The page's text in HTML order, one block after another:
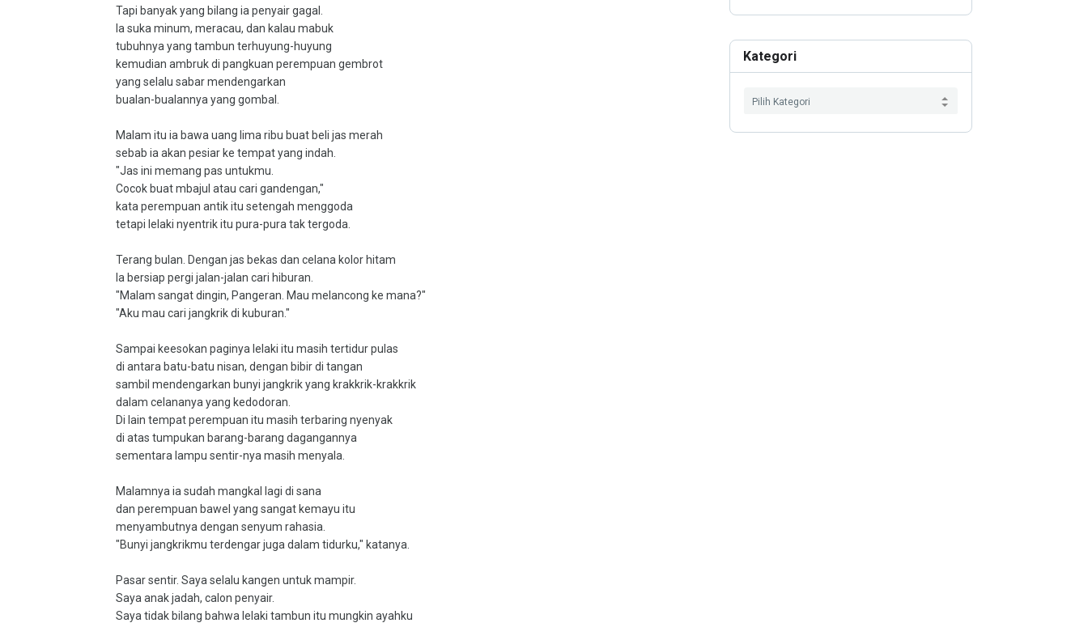
Tapi banyak yang bilang ia penyair gagal.
Ia suka minum, meracau, dan kalau mabuk
tubuhnya yang tambun terhuyung-huyung
kemudian ambruk di pangkuan perempuan gembrot
yang selalu sabar mendengarkan
bualan-bualannya yang gombal.
Malam itu ia bawa uang lima ribu buat beli jas merah
sebab ia akan pesiar ke tempat yang indah.
"Jas ini memang pas untukmu.
Cocok buat mbajul atau cari gandengan,"
kata perempuan antik itu setengah menggoda
tetapi lelaki nyentrik itu pura-pura tak tergoda.
Terang bulan. Dengan jas bekas dan celana kolor hitam
Ia bersiap pergi jalan-jalan cari hiburan.
"Malam sangat dingin, Pangeran. Mau melancong ke mana?"
"Aku mau cari jangkrik di kuburan."
Sampai keesokan paginya lelaki itu masih tertidur pulas
di antara batu-batu nisan, dengan bibir di tangan
sambil mendengarkan bunyi jangkrik yang krakkrik-krakkrik
dalam celananya yang kedodoran.
Di lain tempat perempuan itu masih terbaring nyenyak
di atas tumpukan barang-barang dagangannya
sementara lampu sentir-nya masih menyala.
Malamnya ia sudah mangkal lagi di sana
dan perempuan bawel yang sangat kemayu itu
menyambutnya dengan senyum rahasia.
"Bunyi jangkrikmu terdengar juga dalam tidurku," katanya.
Pasar sentir. Saya selalu kangen untuk mampir.
Saya anak jadah, calon penyair.
Saya tidak bilang bahwa lelaki tambun itu mungkin ayahku
Kategori